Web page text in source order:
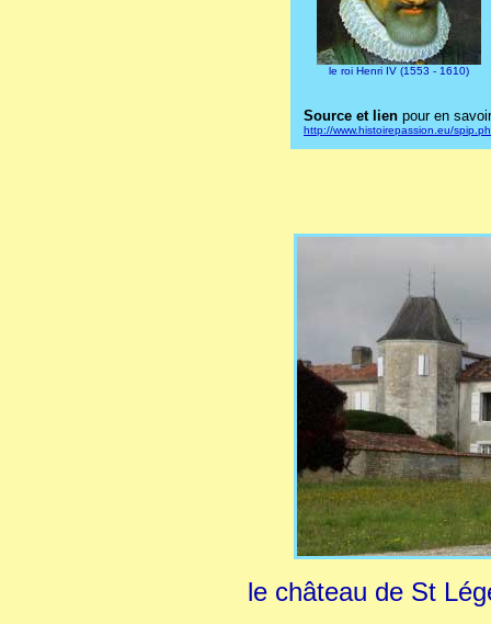
le roi Henri IV (1553 - 1610)
Source et lien pour en
http://www.histoirepassion.eu/
le château de St